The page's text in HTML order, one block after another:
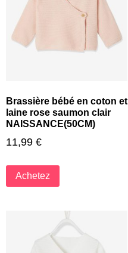
Brassière bébé en coton et
laine rose saumon clair
NAISSANCE(50CM)
11,99 €
Achetez